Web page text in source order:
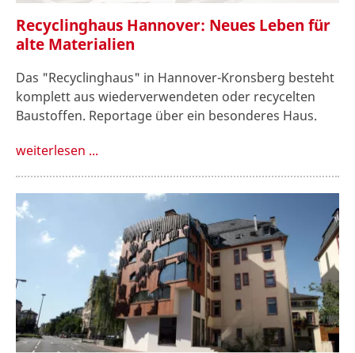
Recyclinghaus Hannover: Neues Leben für
alte Materialien
Das "Recyclinghaus" in Hannover-Kronsberg besteht
komplett aus wiederverwendeten oder recycelten
Baustoffen. Reportage über ein besonderes Haus.
weiterlesen ...